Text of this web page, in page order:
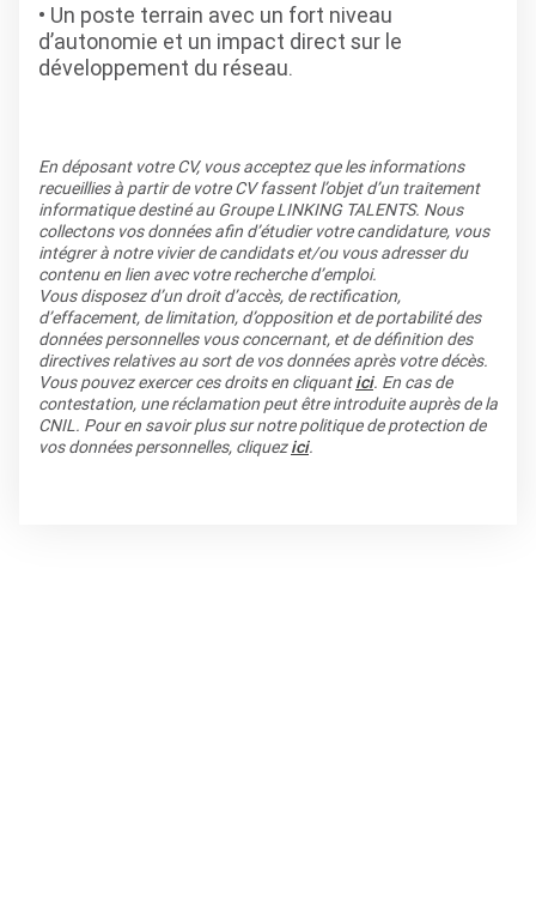
Un poste terrain avec un fort niveau
d’autonomie et un impact direct sur le
développement du réseau.
En déposant votre CV, vous acceptez que les informations
recueillies à partir de votre CV fassent l’objet d’un traitement
informatique destiné au Groupe LINKING TALENTS. Nous
collectons vos données afin d’étudier votre candidature, vous
intégrer à notre vivier de candidats et/ou vous adresser du
contenu en lien avec votre recherche d’emploi.
Vous disposez d’un droit d’accès, de rectification,
d’effacement, de limitation, d’opposition et de portabilité des
données personnelles vous concernant, et de définition des
directives relatives au sort de vos données après votre décès.
Vous pouvez exercer ces droits en cliquantici. En cas de
contestation, une réclamation peut être introduite auprès de la
CNIL. Pour en savoir plus sur notre politique de protection de
vos données personnelles, cliquezici.